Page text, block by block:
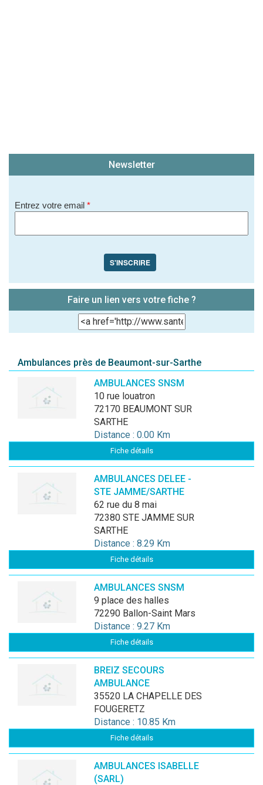
Newsletter
Entrez votre email *
S'INSCRIRE
Faire un lien vers votre fiche ?
Ambulances près de Beaumont-sur-Sarthe
AMBULANCES SNSM
10 rue louatron
72170 BEAUMONT SUR
SARTHE
Distance : 0.00 Km
Fiche détails
AMBULANCES DELEE -
STE JAMME/SARTHE
62 rue du 8 mai
72380 STE JAMME SUR
SARTHE
Distance : 8.29 Km
Fiche détails
AMBULANCES SNSM
9 place des halles
72290 Ballon-Saint Mars
Distance : 9.27 Km
Fiche détails
BREIZ SECOURS
AMBULANCE
35520 LA CHAPELLE DES
FOUGERETZ
Distance : 10.85 Km
Fiche détails
AMBULANCES ISABELLE
(SARL)